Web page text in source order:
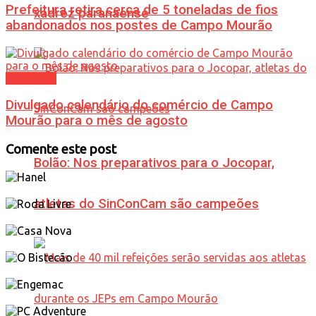
xadrez paranaense
Bolão: Nos preparativos para o Jocopar,
atletas do SinConCam são campeões
Prefeitura retira cerca de 5 toneladas de fios
abandonados nos postes de Campo Mourão
Divulgado calendário do comércio de Campo
Mourão para o mês de agosto
Comente este post